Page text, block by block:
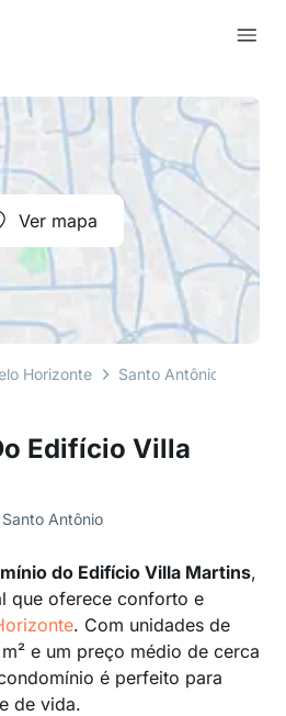
Edifício Villa
Antônio
do Edifício Villa Martins,
que oferece conforto e
. Com unidades de
e um preço médio de cerca
é perfeito para
de vida.
Ver mapa
Horizonte Santo Antônio